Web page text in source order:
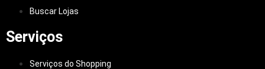
Buscar Lojas
Serviços
Serviços do Shopping